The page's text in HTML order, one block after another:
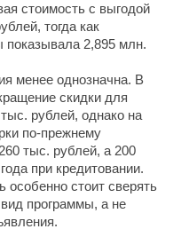
стоимость с выгодой
тогда как
2,895 млн.
менее однозначна. В
скидки для
рублей, однако на
по-прежнему
тыс. рублей, а 200
при кредитовании.
особенно стоит сверять
программы, а не